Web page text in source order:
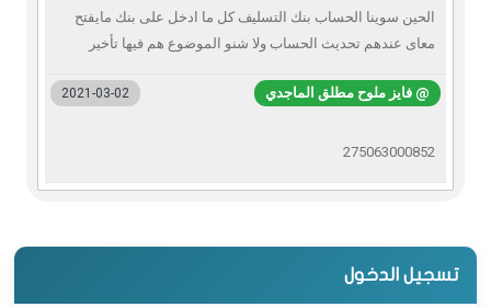
الحين سوينا الحساب بنك التسليف كل ما ادخل على بنك مايفتح
معاى عندهم تحديث الحساب ولا شنو الموضوع هم فيها تأخير
@ فايز ملوح مطلق الماجدي 2021-03-02
275063000852
تسجيل الدخول